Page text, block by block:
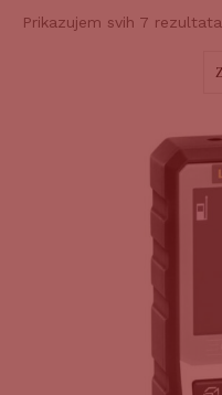
Prikazujem svih 7 rezultata